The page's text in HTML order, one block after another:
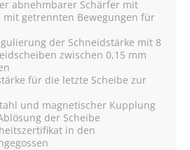
abnehmbarer Schärfer mit
mit getrennten Bewegungen für
der Schneidstärke mit 8
zwischen 0,15 mm
für die letzte Scheibe zur
und magnetischer Kupplung
der Scheibe
in den